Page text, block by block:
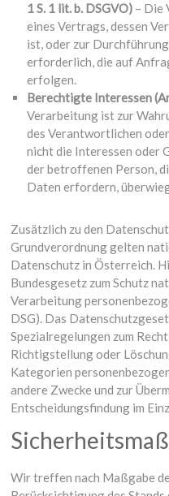
1 S. 1 lit. b. DSGVO) – Die
eines Vertrags, dessen
ist, oder zur
erforderlich, die auf
erfolgen.
Berechtigte Interessen
Verarbeitung ist zur
des Verantwortlichen
nicht die Interessen oder
der betroffenen Person,
Daten erfordern,
Zusätzlich zu den
Grundverordnung gelten
Datenschutz in Österreich.
Bundesgesetz zum Schutz
Verarbeitung
DSG). Das
Spezialregelungen zum
Richtigstellung oder
Kategorien
andere Zwecke und zur
Entscheidungsfindung im
Wir treffen nach Maßgabe